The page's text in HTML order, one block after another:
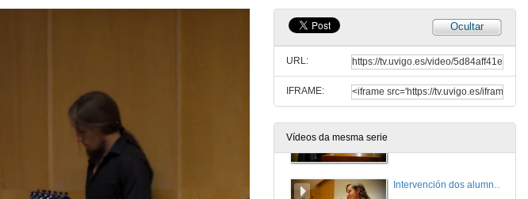
Ocultar
URL:
IFRAME:
Vídeos da mesma serie
7 de xuño de 2019